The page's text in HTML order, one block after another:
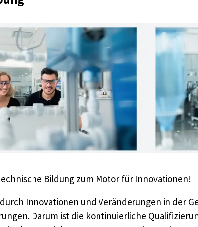
Bildung zum Motor für Innovationen!
Innovationen und Veränderungen in der
Darum ist die kontinuierliche